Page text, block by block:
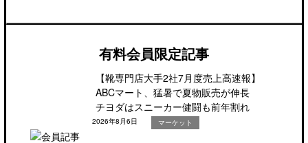
有料会員限定記事
【靴専門店大手2社7月度売上高速報】
ABCマート、猛暑で夏物販売が伸長
チヨダはスニーカー健闘も前年割れ
2026年8月6日 マーケット